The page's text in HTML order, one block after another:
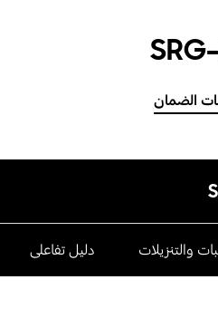
الضمان
والتنزيلات دليل تفاعلى